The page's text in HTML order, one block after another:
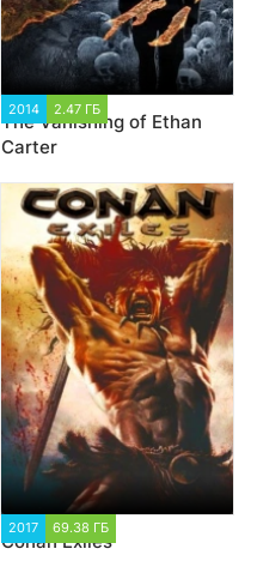
2014 2.47 ГБ
The Vanishing of Ethan
Carter
2017 69.38 ГБ
Conan Exiles